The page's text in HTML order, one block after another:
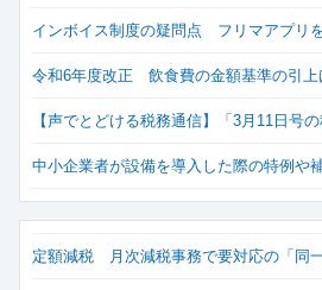
インボイス制度の疑問点 フリマアプリ
令和6年度改正 飲食費の金額基準の引上
【声でとどける税務通信】「3月11日号
中小企業者が設備を導入した際の特例や
定額減税 月次減税事務で要対応の「同